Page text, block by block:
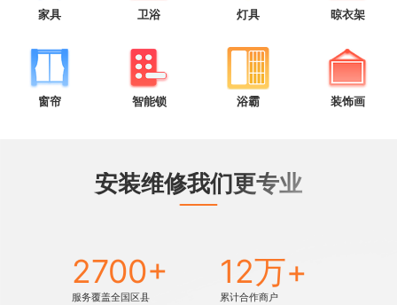
家具 卫浴 灯具 晾衣架
窗帘 智能锁 浴霸 装饰画
安装维修我们更专业
2700+
服务覆盖全国区县
12万+
累计合作商户